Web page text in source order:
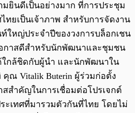
มยินดีเป็นอย่างมาก ที่การประชุม
ทยเป็นเจ้าภาพ สำหรับการจัดงาน
ท์ใหญ่ประจำปีของวงการบล็อกเชน
กาสดีสำหรับนักพัฒนาและชุมชน
ใกล้ชิดกับผู้นำ และนักพัฒนาใน
คุณ Vitalik Buterin ผู้ร่วมก่อตั้ง
สสำคัญในการเชื่อมต่อโปรเจกต์
ะเทศที่มารวมตัวกันที่ไทย โดยไม่